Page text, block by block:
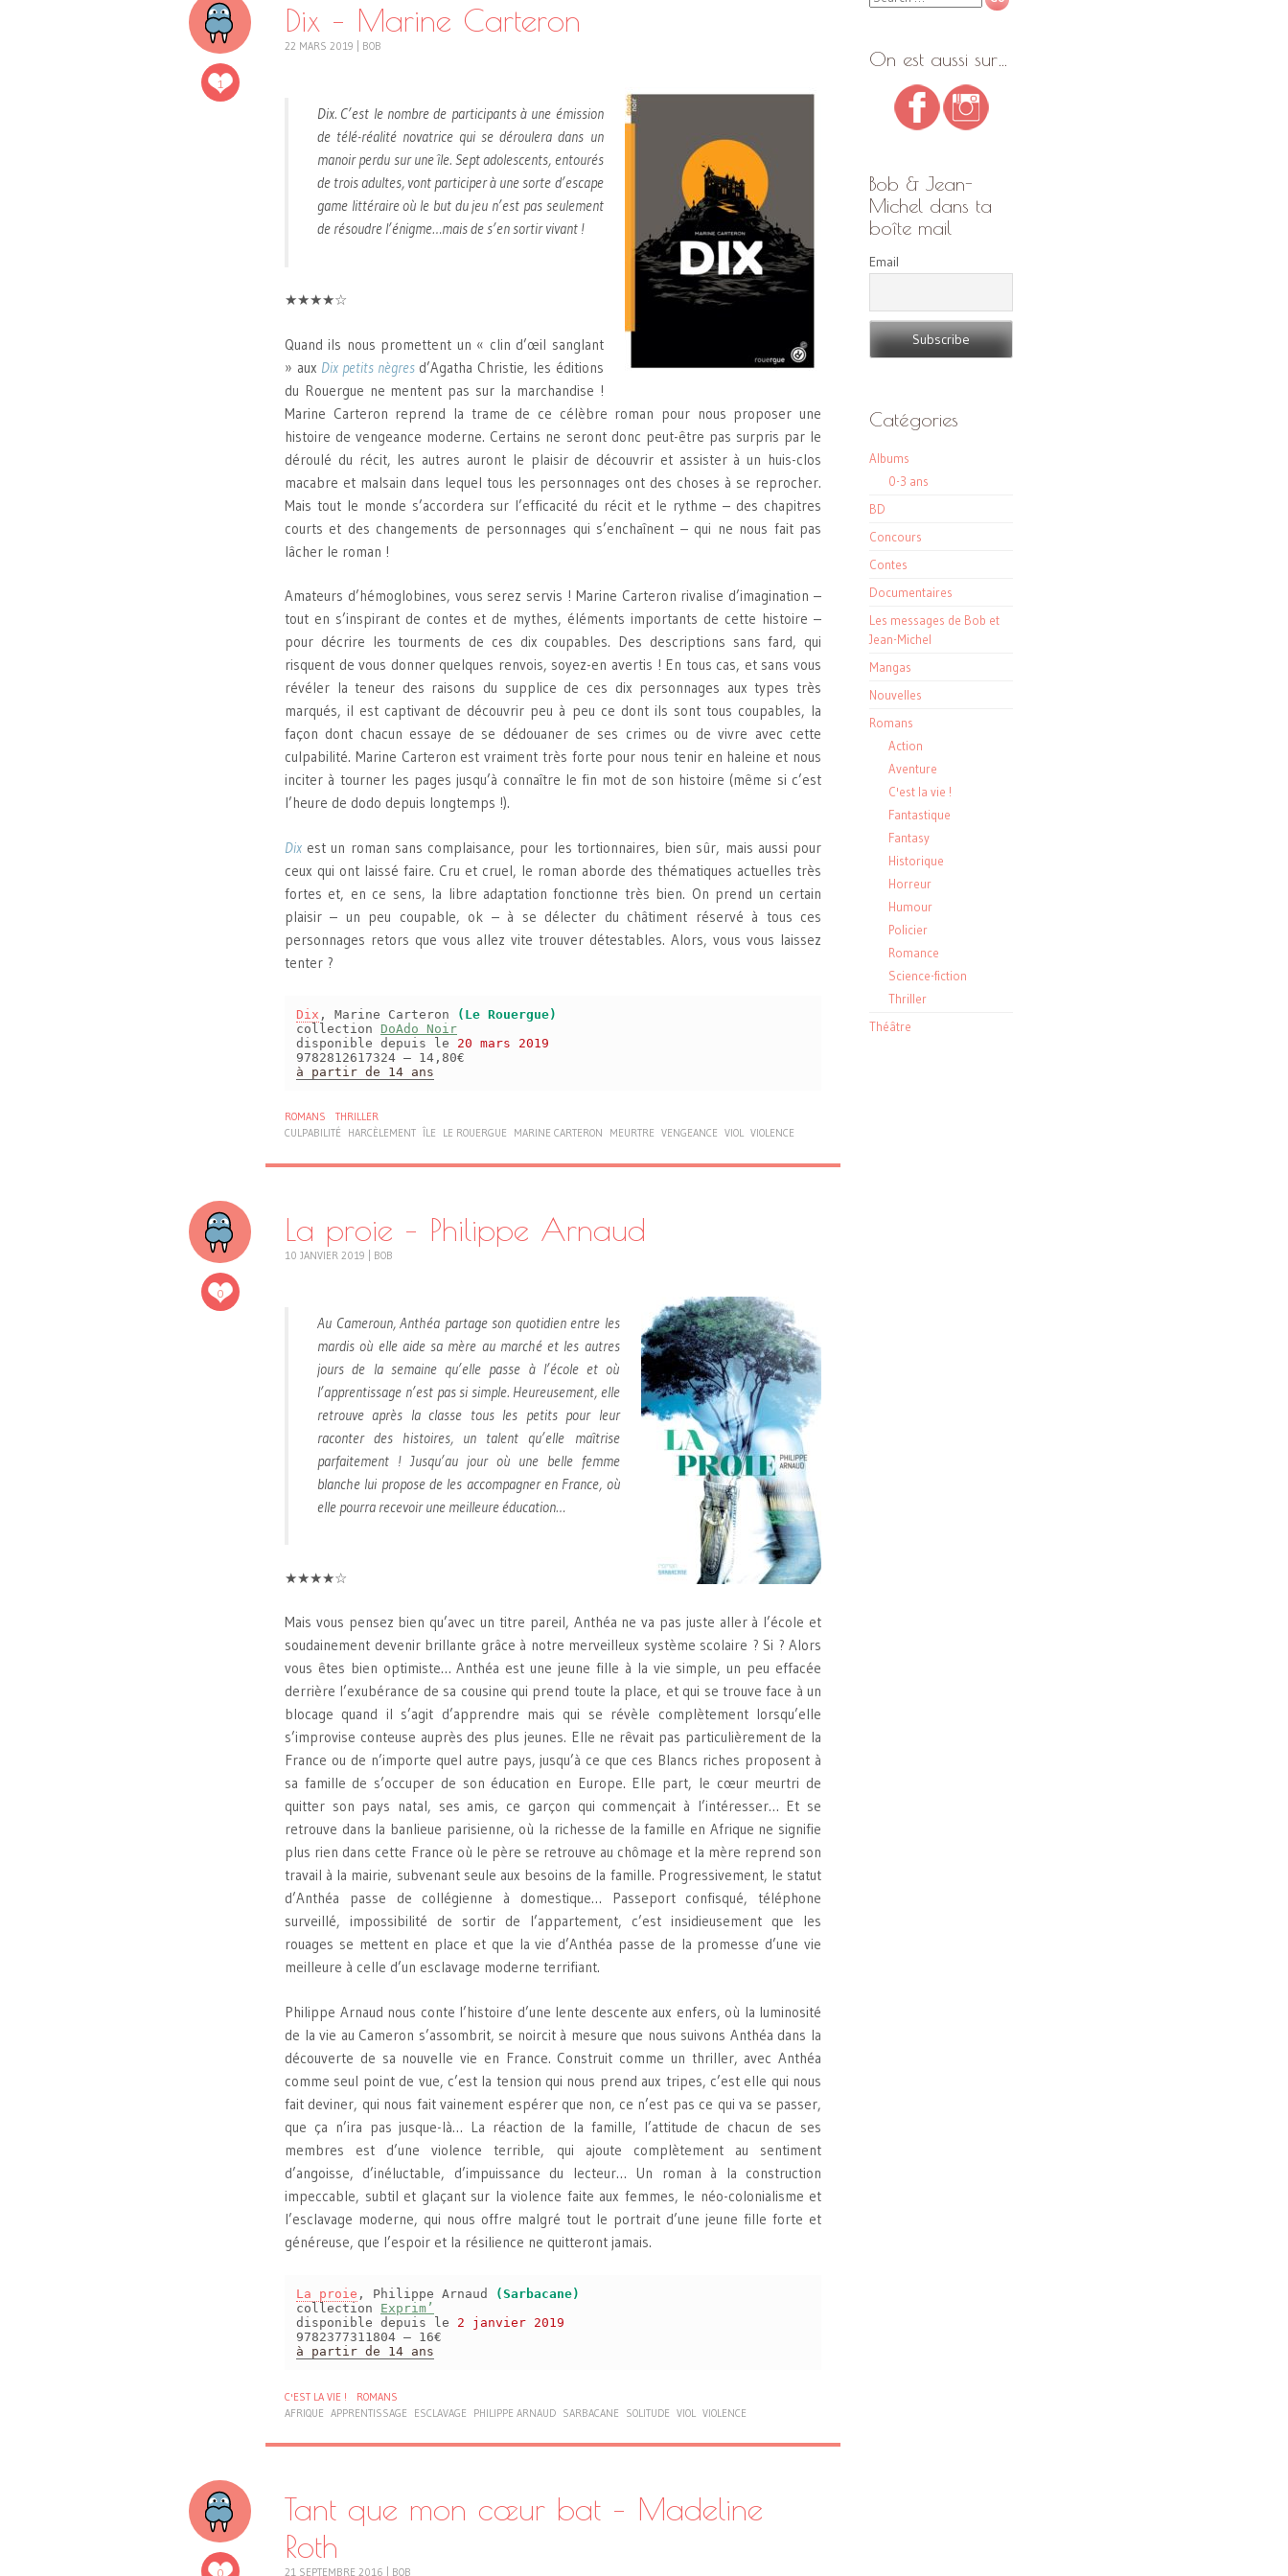
1
Dix – Marine Carteron
22 MARS 2019 BOB
Dix. C’est le nombre de participants à une émission
de télé-réalité novatrice qui se déroulera dans un
manoir perdu sur une île. Sept adolescents, entourés
de trois adultes, vont participer à une sorte d’escape
game littéraire où le but du jeu n’est pas seulement
de résoudre l’énigme…mais de s’en sortir vivant !
★★★★☆
Quand ils nous promettent un « clin d’œil sanglant
» aux Dix petits nègresd’Agatha Christie, les éditions
du Rouergue ne mentent pas sur la marchandise !
Marine Carteron reprend la trame de ce célèbre roman pour nous proposer une
histoire de vengeance moderne. Certains ne seront donc peut-être pas surpris par le
déroulé du récit, les autres auront le plaisir de découvrir et assister à un huis-clos
macabre et malsain dans lequel tous les personnages ont des choses à se reprocher.
Mais tout le monde s’accordera sur l’efficacité du récit et le rythme – des chapitres
courts et des changements de personnages qui s’enchaînent – qui ne nous fait pas
lâcher le roman !
Amateurs d’hémoglobines, vous serez servis ! Marine Carteron rivalise d’imagination –
tout en s’inspirant de contes et de mythes, éléments importants de cette histoire –
pour décrire les tourments de ces dix coupables. Des descriptions sans fard, qui
risquent de vous donner quelques renvois, soyez-en avertis ! En tous cas, et sans vous
révéler la teneur des raisons du supplice de ces dix personnages aux types très
marqués, il est captivant de découvrir peu à peu ce dont ils sont tous coupables, la
façon dont chacun essaye de se dédouaner de ses crimes ou de vivre avec cette
culpabilité. Marine Carteron est vraiment très forte pour nous tenir en haleine et nous
inciter à tourner les pages jusqu’à connaître le fin mot de son histoire (même si c’est
l’heure de dodo depuis longtemps !).
Dix est un roman sans complaisance, pour les tortionnaires, bien sûr, mais aussi pour
ceux qui ont laissé faire. Cru et cruel, le roman aborde des thématiques actuelles très
fortes et, en ce sens, la libre adaptation fonctionne très bien. On prend un certain
plaisir – un peu coupable, ok – à se délecter du châtiment réservé à tous ces
personnages retors que vous allez vite trouver détestables. Alors, vous vous laissez
tenter ?
Dix , Marine Carteron
(Le Rouergue)
collection DoAdo Noir
disponible depuis le 20 mars 2019
9782812617324 – 14,80€
à partir de 14 ans
ROMANS
THRILLER
CULPABILITÉ
HARCÈLEMENT ÎLE LE ROUERGUE MARINE CARTERON MEURTRE VENGEANCE VIOL VIOLENCE
0
La proie – Philippe Arnaud
10 JANVIER 2019 BOB
Au Cameroun, Anthéa partage son quotidien entre les
mardis où elle aide sa mère au marché et les autres
jours de la semaine qu’elle passe à l’école et où
l’apprentissage n’est pas si simple. Heureusement, elle
retrouve après la classe tous les petits pour leur
raconter des histoires, un talent qu’elle maîtrise
parfaitement ! Jusqu’au jour où une belle femme
blanche lui propose de les accompagner en France, où
elle pourra recevoir une meilleure éducation…
★★★★☆
Mais vous pensez bien qu’avec un titre pareil, Anthéa ne va pas juste aller à l’école et
soudainement devenir brillante grâce à notre merveilleux système scolaire ? Si ? Alors
vous êtes bien optimiste… Anthéa est une jeune fille à la vie simple, un peu effacée
derrière l’exubérance de sa cousine qui prend toute la place, et qui se trouve face à un
blocage quand il s’agit d’apprendre mais qui se révèle complètement lorsqu’elle
s’improvise conteuse auprès des plus jeunes. Elle ne rêvait pas particulièrement de la
France ou de n’importe quel autre pays, jusqu’à ce que ces Blancs riches proposent à
sa famille de s’occuper de son éducation en Europe. Elle part, le cœur meurtri de
quitter son pays natal, ses amis, ce garçon qui commençait à l’intéresser… Et se
retrouve dans la banlieue parisienne, où la richesse de la famille en Afrique ne signifie
plus rien dans cette France où le père se retrouve au chômage et la mère reprend son
travail à la mairie, subvenant seule aux besoins de la famille. Progressivement, le statut
d’Anthéa passe de collégienne à domestique… Passeport confisqué, téléphone
surveillé, impossibilité de sortir de l’appartement, c’est insidieusement que les
rouages se mettent en place et que la vie d’Anthéa passe de la promesse d’une vie
meilleure à celle d’un esclavage moderne terrifiant.
Philippe Arnaud nous conte l’histoire d’une lente descente aux enfers, où la luminosité
de la vie au Cameron s’assombrit, se noircit à mesure que nous suivons Anthéa dans la
découverte de sa nouvelle vie en France. Construit comme un thriller, avec Anthéa
comme seul point de vue, c’est la tension qui nous prend aux tripes, c’est elle qui nous
fait deviner, qui nous fait vainement espérer que non, ce n’est pas ce qui va se passer,
que ça n’ira pas jusque-là… La réaction de la famille, l’attitude de chacun de ses
membres est d’une violence terrible, qui ajoute complètement au sentiment
d’angoisse, d’inéluctable, d’impuissance du lecteur… Un roman à la construction
impeccable, subtil et glaçant sur la violence faite aux femmes, le néo-colonialisme et
l’esclavage moderne, qui nous offre malgré tout le portrait d’une jeune fille forte et
généreuse, que l’espoir et la résilience ne quitteront jamais.
La proie , Philippe Arnaud
(Sarbacane)
collection Exprim’
disponible depuis le 2 janvier 2019
9782377311804 – 16€
à partir de 14 ans
C'EST LA VIE !
ROMANS
AFRIQUE APPRENTISSAGE ESCLAVAGE PHILIPPE ARNAUD SARBACANE SOLITUDE VIOL VIOLENCE
0
Tant que mon cœur bat – Madeline
Roth
21 SEPTEMBRE 2016 BOB
On est aussi sur…
Bob & Jean-
Michel dans ta
boîte mail
Email
Catégories
Albums
0-3 ans
BD
Concours
Contes
Documentaires
Les messages de Bob et
Jean-Michel
Mangas
Nouvelles
Romans
Action
Aventure
C'est la vie !
Fantastique
Fantasy
Historique
Horreur
Humour
Policier
Romance
Science-fiction
Thriller
Théâtre